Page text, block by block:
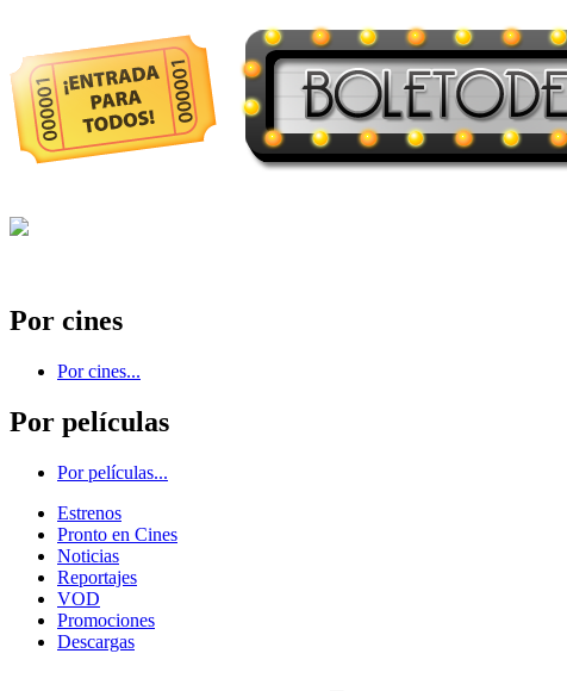
Por cines
Por cines...
Por películas
Por películas...
Estrenos
Pronto en Cines
Noticias
Reportajes
VOD
Promociones
Descargas